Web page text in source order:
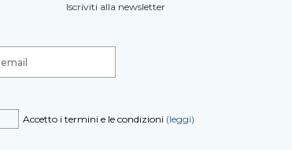
Iscriviti alla newsletter
Accetto i termini e le condizioni (leggi)